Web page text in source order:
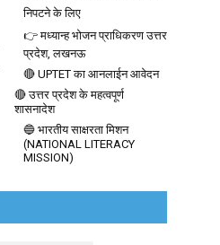
निपटने के लिए
👉 मध्यान्ह भोजन प्राधिकरण उत्तर
प्रदेश, लखनऊ
🔴 UPTET का आनलाईन आवेदन
🔴 उत्तर प्रदेश के महत्वपूर्ण
शासनादेश
🔵 भारतीय साक्षरता मिशन
(NATIONAL LITERACY
MISSION)